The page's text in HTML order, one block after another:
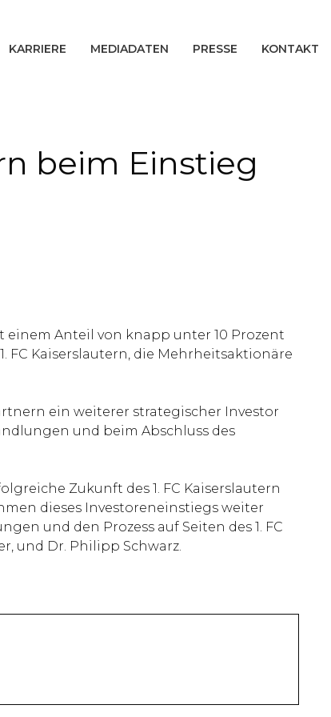
KARRIERE MEDIADATEN PRESSE KONTAKT
beim Einstieg
einem Anteil von knapp unter 10 Prozent
FC Kaiserslautern, die Mehrheitsaktionäre
ein weiterer strategischer Investor
und beim Abschluss des
Zukunft des 1. FC Kaiserslautern
dieses Investoreneinstiegs weiter
und den Prozess auf Seiten des 1. FC
und Dr. Philipp Schwarz.